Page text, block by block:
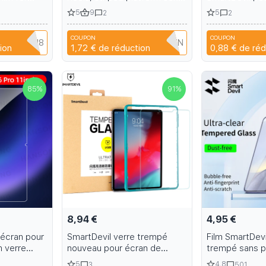
Clear
iPhone
15 15
dancer shoes 8 inch Roman
high-heeled summer sandals
5 9 2
COUPON
1,72 € de réduction
T9TRTFBTWTZN
HD Protecteur
Confidentialité
Cover 2Pcs
5 2
COUPON
0,88 € de
85%
pour
verre
Pro
91 %
8,94 €
SmartDevil verre trempé
nouveau pour écran de
protection d'ipad pro film HD
5
4,95 €
Film
trempé sans
écran Ultra
4.8